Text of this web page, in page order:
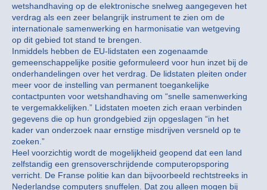
wetshandhaving op de elektronische snelweg aangegeven het
verdrag als een zeer belangrijk instrument te zien om de
internationale samenwerking en harmonisatie van wetgeving
op dit gebied tot stand te brengen.
Inmiddels hebben de EU-lidstaten een zogenaamde
gemeenschappelijke positie geformuleerd voor hun inzet bij de
onderhandelingen over het verdrag. De lidstaten pleiten onder
meer voor de instelling van permanent toegankelijke
contactpunten voor wetshandhaving om “snelle samenwerking
te vergemakkelijken.” Lidstaten moeten zich eraan verbinden
gegevens die op hun grondgebied zijn opgeslagen “in het
kader van onderzoek naar ernstige misdrijven versneld op te
zoeken.”
Heel voorzichtig wordt de mogelijkheid geopend dat een land
zelfstandig een grensoverschrijdende computeropsporing
verricht. De Franse politie kan dan bijvoorbeeld rechtstreeks in
Nederlandse computers snuffelen. Dat zou alleen mogen bij